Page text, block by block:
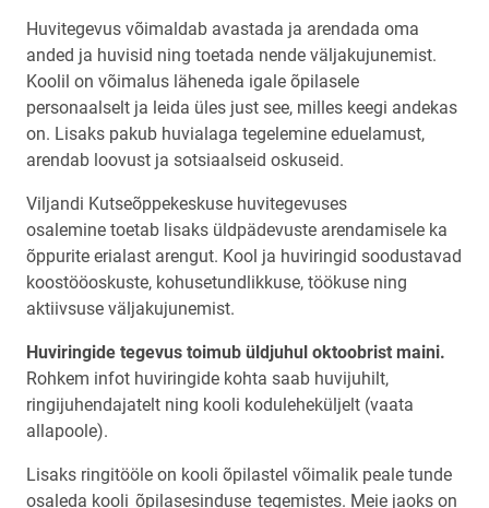
Huvitegevus võimaldab avastada ja arendada oma
anded ja huvisid ning toetada nende väljakujunemist.
Koolil on võimalus läheneda igale õpilasele
personaalselt ja leida üles just see, milles keegi andekas
on. Lisaks pakub huvialaga tegelemine eduelamust,
arendab loovust ja sotsiaalseid oskuseid.
Viljandi Kutseõppekeskuse huvitegevuses
osalemine toetab lisaks üldpädevuste arendamisele ka
õppurite erialast arengut. Kool ja huviringid soodustavad
koostööoskuste, kohusetundlikkuse, töökuse ning
aktiivsuse väljakujunemist.
Huviringide tegevus toimub üldjuhul oktoobrist maini.
Rohkem infot huviringide kohta saab huvijuhilt,
ringijuhendajatelt ning kooli koduleheküljelt (vaata
allapoole).
Lisaks ringitööle on kooli õpilastel võimalik peale tunde
osaleda kooli õpilasesinduse tegemistes. Meie jaoks on